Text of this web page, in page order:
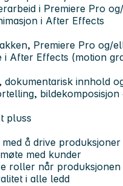
i Premiere Pro
i After Effects
Premiere Pro og/
i After Effects (motion
dokumentarisk innhold
bildekomposisjon
pluss
å drive
med kunder
roller når
i alle ledd